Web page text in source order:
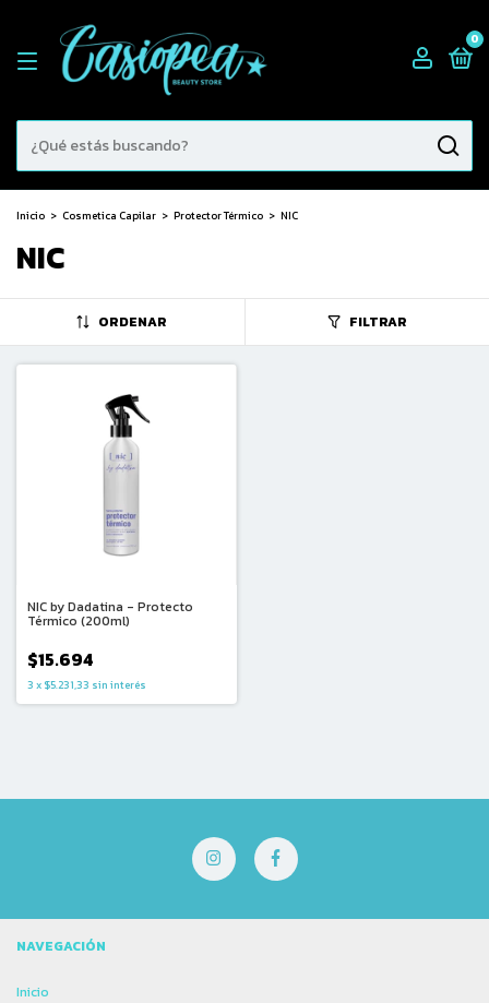
0
Inicio > Cosmetica Capilar > Protector Térmico > NIC
NIC
ORDENAR FILTRAR
NIC by Dadatina - Protecto
Térmico (200ml)
$15.694
3 x $5.231,33 sin interés
NAVEGACIÓN
Inicio